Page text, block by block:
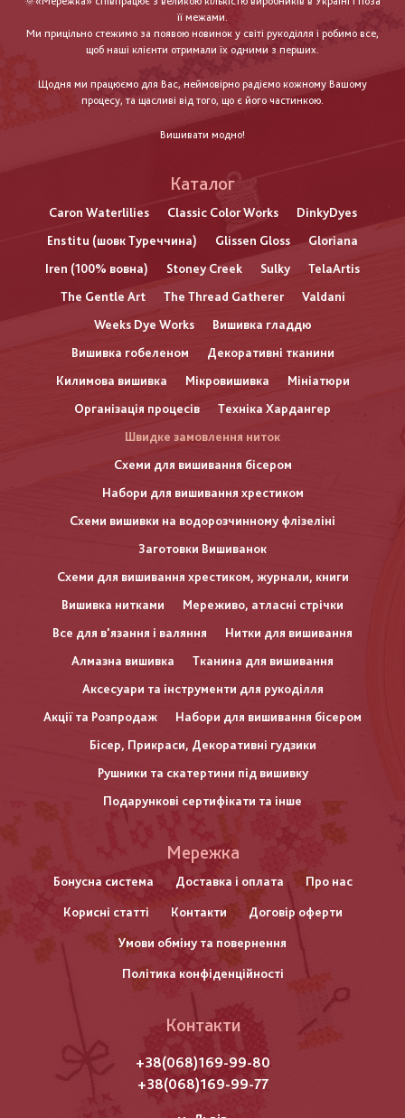
її межами.
Ми прицільно стежимо за появою новинок у світі рукоділля і робимо все,
щоб наші клієнти отримали їх одними з перших.
Щодня ми працюємо для Вас, неймовірно радіємо кожному Вашому
процесу, та щасливі від того, що є його частинкою.
Вишивати модно!
Каталог
Caron Waterlilies Classic Color Works
DinkyDyes
Enstitu (шовк Туреччина)
Glissen Gloss
Gloriana
Iren (100% вовна)
Stoney Creek Sulky
TelaArtis
The Gentle Art
The Thread Gatherer
Valdani
Weeks Dye Works
Вишивка гладдю
Вишивка гобеленом
Декоративні тканини
Килимова вишивка
Мікровишивка
Мініатюри
Організація процесів
Техніка Хардангер
Швидке замовлення ниток
Схеми для вишивання бісером
Набори для вишивання хрестиком
Схеми вишивки на водорозчинному флізеліні
Заготовки Вишиванок
Схеми для вишивання хрестиком, журнали, книги
Вишивка нитками
Мереживо, атласні стрічки
Все для в'язання і валяння
Нитки для вишивання
Алмазна вишивка
Тканина для вишивання
Аксесуари та інструменти для рукоділля
Акції та Розпродаж
Набори для вишивання бісером
Бісер, Прикраси, Декоративні гудзики
Рушники та скатертини під вишивку
Подарункові сертифікати та інше
нижнього
колонтитулу
Мережка
Бонусна система Доставка і оплата Про нас
Корисні статті Контакти Договір оферти
Умови обміну та повернення
Політика конфіденційності
Контакти
+38(068)169-99-80
+38(068)169-99-77